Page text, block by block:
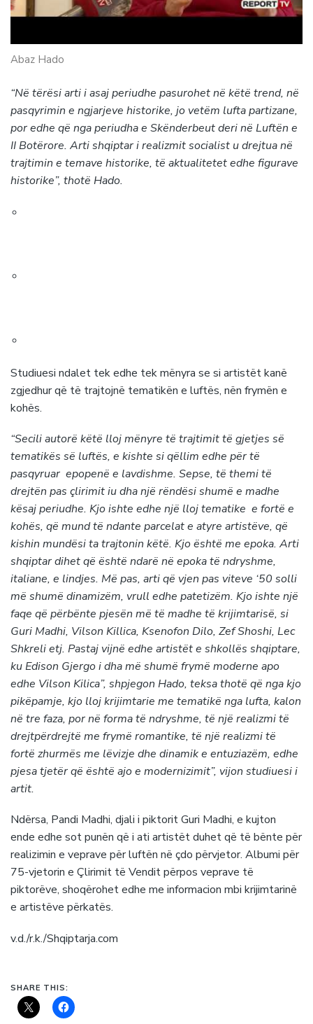
Abaz Hado
“Në tërësi arti i asaj periudhe pasurohet në këtë trend, në
pasqyrimin e ngjarjeve historike, jo vetëm lufta partizane,
por edhe që nga periudha e Skënderbeut deri në Luftën e
II Botërore. Arti shqiptar i realizmit socialist u drejtua në
trajtimin e temave historike, të aktualitetet edhe figurave
historike”, thotë Hado.
Studiuesi ndalet tek edhe tek mënyra se si artistët kanë
zgjedhur që të trajtojnë tematikën e luftës, nën frymën e
kohës.
“Secili autorë këtë lloj mënyre të trajtimit të gjetjes së
tematikës së luftës, e kishte si qëllim edhe për të
pasqyruar epopenë e lavdishme. Sepse, të themi të
drejtën pas çlirimit iu dha një rëndësi shumë e madhe
kësaj periudhe. Kjo ishte edhe një lloj tematike e fortë e
kohës, që mund të ndante parcelat e atyre artistëve, që
kishin mundësi ta trajtonin këtë. Kjo është me epoka. Arti
shqiptar dihet që është ndarë në epoka të ndryshme,
italiane, e lindjes. Më pas, arti që vjen pas viteve ‘50 solli
më shumë dinamizëm, vrull edhe patetizëm. Kjo ishte një
faqe që përbënte pjesën më të madhe të krijimtarisë, si
Guri Madhi, Vilson Killica, Ksenofon Dilo, Zef Shoshi, Lec
Shkreli etj. Pastaj vijnë edhe artistët e shkollës shqiptare,
ku Edison Gjergo i dha më shumë frymë moderne apo
edhe Vilson Kilica”, shpjegon Hado, teksa thotë që nga kjo
pikëpamje, kjo lloj krijimtarie me tematikë nga lufta, kalon
në tre faza, por në forma të ndryshme, të një realizmi të
drejtpërdrejtë me frymë romantike, të një realizmi të
fortë zhurmës me lëvizje dhe dinamik e entuziazëm, edhe
pjesa tjetër që është ajo e modernizimit”, vijon studiuesi i
artit.
Ndërsa, Pandi Madhi, djali i piktorit Guri Madhi, e kujton
ende edhe sot punën që i ati artistët duhet që të bënte për
realizimin e veprave për luftën në çdo përvjetor. Albumi për
75-vjetorin e Çlirimit të Vendit përpos veprave të
piktorëve, shoqërohet edhe me informacion mbi krijimtarinë
e artistëve përkatës.
v.d./r.k./Shqiptarja.com
SHARE THIS: